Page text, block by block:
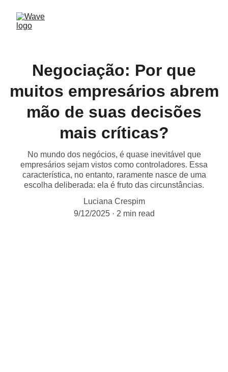
Negociação: Por que
muitos empresários abrem
mão de suas decisões
mais críticas?
No mundo dos negócios, é quase inevitável que
empresários sejam vistos como controladores. Essa
característica, no entanto, raramente nasce de uma
escolha deliberada: ela é fruto das circunstâncias.
Luciana Crespim
9/12/2025
2 min read